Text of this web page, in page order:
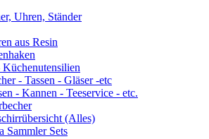
Uhren, Ständer
aus Resin
- Tassen - Gläser -etc
- Kannen - Teeservice - etc.
(Alles)
Sammler Sets